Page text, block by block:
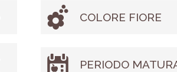
COLORE FIORE
PERIODO